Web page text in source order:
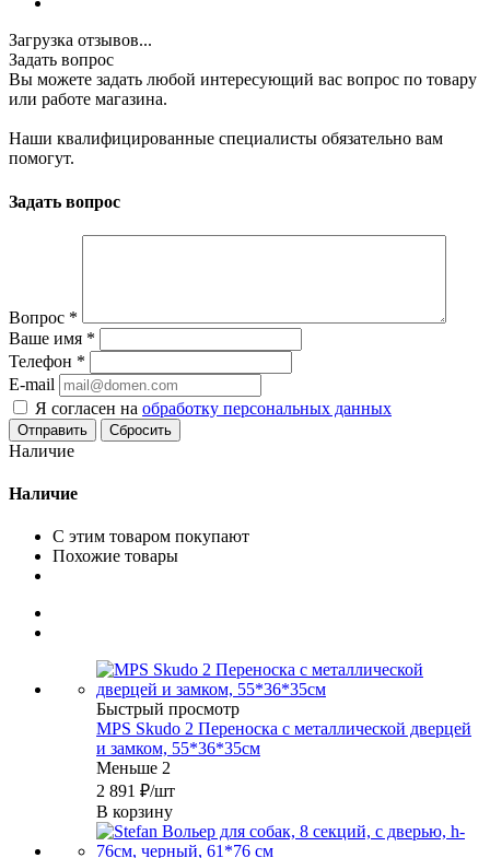
Загрузка отзывов...
Задать вопрос
Вы можете задать любой интересующий вас вопрос по товару
или работе магазина.
Наши квалифицированные специалисты обязательно вам
помогут.
Задать вопрос
Вопрос *
Ваше имя *
Телефон *
E-mail
Я согласен на обработку персональных данных
Сбросить
Наличие
Наличие
С этим товаром покупают
Похожие товары
Быстрый просмотр
MPS Skudo 2 Переноска с металлической дверцей
и замком, 55*36*35см
Меньше 2
2 891 ₽/шт
В корзину